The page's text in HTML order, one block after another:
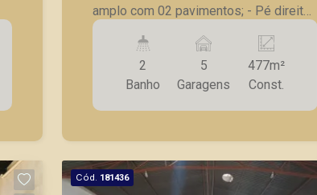
amplo com 02 pavimentos; - Pé direito
alto; - Cozinha; - Claraboia; - 02
Banheiros sociais; - 05 Vagas de
estacionamento. A Piramid tem como
objetivo atender seus clientes com
agilidade e segurança, em locação,
mesmo nos principais lançamentos da
cidade de Ribeirão Preto.
2
Banho
5
Garagens
477m²
Const.
Cód. 181436